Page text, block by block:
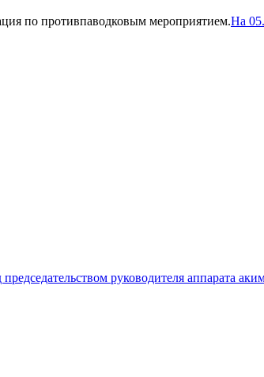
На
руководителя аппарата